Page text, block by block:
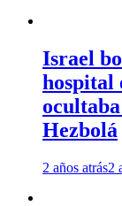
Israel
hospital
Hezbolá
2 años atrás2